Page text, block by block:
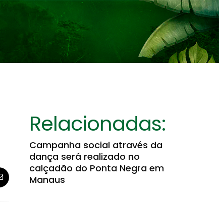
Relacionadas:
Campanha social através da
dança será realizado no
calçadão do Ponta Negra em
Manaus